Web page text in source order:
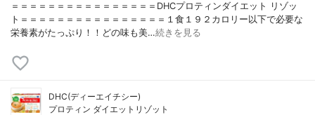
＝＝＝＝＝＝＝＝＝＝＝＝＝＝＝＝DHCプロティンダイエット リゾッ
ト＝＝＝＝＝＝＝＝＝＝＝＝＝＝＝＝１食１９２カロリー以下で必要な
栄養素がたっぷり！！どの味も美…続きを見る
DHC(ディーエイチシー)
プロティン ダイエットリゾット